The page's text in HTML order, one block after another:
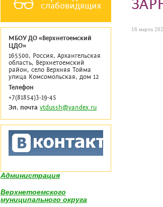
слабовидящих
МБОУ ДО «Верхнетоемский
ЦДО»
165500, Россия, Архангельская
область, Верхнетоемский
район, село Верхняя Тойма
улица Комсомольская, дом 12
Телефон
+7(81854)3-19-45
Эл. почта vtdussh@yandex.ru
Администрация
Верхнетоемского
муниципального округа
16 марта